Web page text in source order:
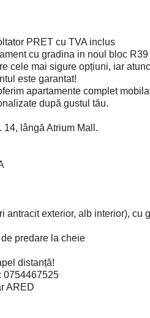
PRET cu TVA inclus
cu gradina in noul bloc R39
cele mai sigure opțiuni, iar
este garantat!
apartamente complet
după gustul tău.
lângă Atrium Mall.
antracit exterior, alb interior), cu
predare la cheie
distanță!
0754467525
ARED